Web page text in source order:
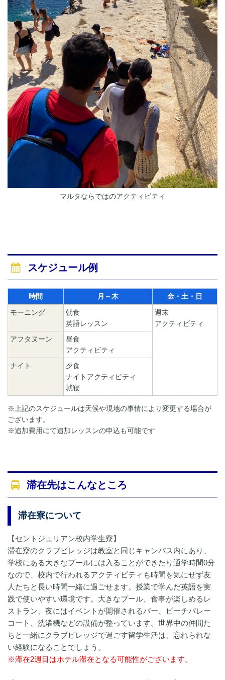
マルタならではのアクティビティ
スケジュール例
時間 月～木
金・土・日
モーニング
朝食
英語レッスン
週末
アクティビティ
アフタヌーン
昼食
アクティビティ
ナイト
夕食
ナイトアクティビティ
就寝
※上記のスケジュールは天候や現地の事情により変更する場合が
ございます。
※追加費用にて追加レッスンの申込も可能です
滞在先はこんなところ
滞在寮について
【セントジュリアン校内学生寮】
滞在寮のクラブビレッジは教室と同じキャンパス内にあり、
学校にある大きなプールには入ることができたり通学時間0分
なので、校内で行われるアクティビティも時間を気にせず友
人たちと長い時間一緒に過ごせます。授業で学んだ英語を実
践で使いやすい環境です。大きなプール、食事が楽しめるレ
ストラン、夜にはイベントが開催されるバー、ビーチバレー
コート、洗濯機などの設備が整っています。世界中の仲間た
ちと一緒にクラブビレッジで過ごす留学生活は、忘れられな
い経験になることでしょう。
※滞在2週目はホテル滞在となる可能性がございます。